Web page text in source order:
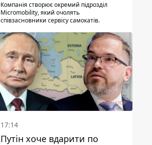
Компанія створює окремий підрозділ
Micromobility, який очолять
співзасновники сервісу самокатів.
17:14
Путін хоче вдарити по